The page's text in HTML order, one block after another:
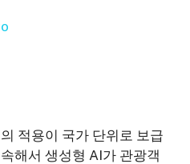
적용이 국가 단위로 보급
해서 생성형 AI가 관광객